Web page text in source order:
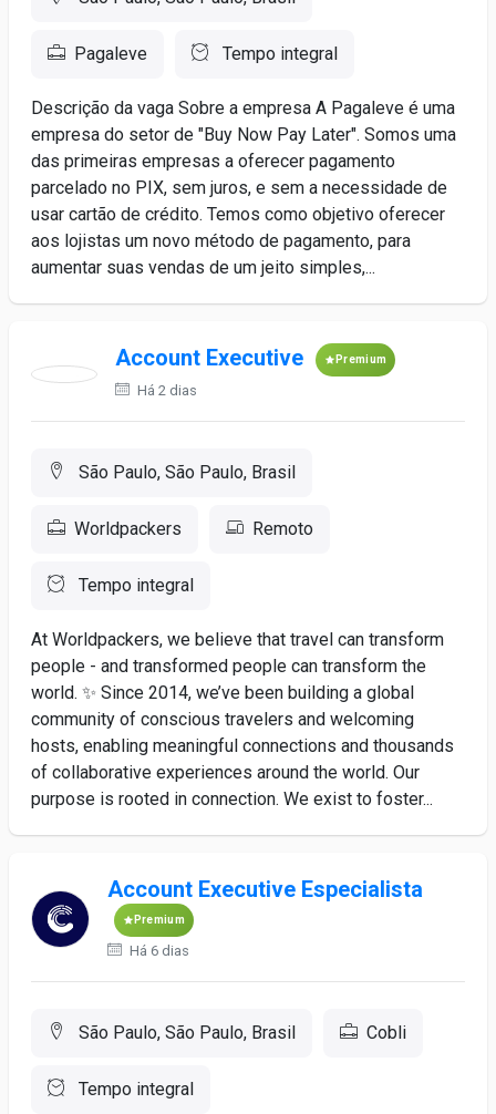
Pagaleve Tempo integral
Descrição da vaga Sobre a empresa A Pagaleve é uma
empresa do setor de "Buy Now Pay Later". Somos uma
das primeiras empresas a oferecer pagamento
parcelado no PIX, sem juros, e sem a necessidade de
usar cartão de crédito. Temos como objetivo oferecer
aos lojistas um novo método de pagamento, para
aumentar suas vendas de um jeito simples,...
Account Executive Premium
Há 2 dias
São Paulo, São Paulo, Brasil
Worldpackers Remoto
Tempo integral
At Worldpackers, we believe that travel can transform
people - and transformed people can transform the
world. ✨ Since 2014, we’ve been building a global
community of conscious travelers and welcoming
hosts, enabling meaningful connections and thousands
of collaborative experiences around the world. Our
purpose is rooted in connection. We exist to foster...
Account Executive Especialista
Premium
Há 6 dias
São Paulo, São Paulo, Brasil Cobli
Tempo integral